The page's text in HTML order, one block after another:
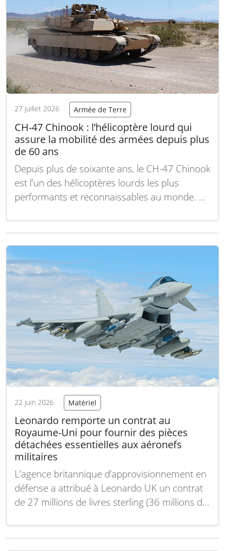
27 juillet 2026 Armée de Terre
CH-47 Chinook : l’hélicoptère lourd qui
assure la mobilité des armées depuis plus
de 60 ans
Depuis plus de soixante ans, le CH-47 Chinook
est l’un des hélicoptères lourds les plus
performants et reconnaissables au monde. Sa
grande capacité de charge utile et sa capacité
soutenant…Lire la suite
22 juin 2026 Matériel
Leonardo remporte un contrat au
Royaume-Uni pour fournir des pièces
détachées essentielles aux aéronefs
militaires
L’agence britannique d’approvisionnement en
défense a attribué à Leonardo UK un contrat
de 27 millions de livres sterling (36 millions de
essentielles destinées aux aéronefs militaires à